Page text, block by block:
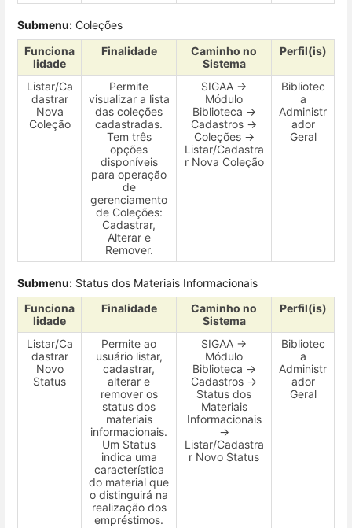
Submenu: Coleções
Funciona
lidade
Finalidade
Caminho no
Sistema
Perfil(is)
Listar/Ca
dastrar
Nova
Coleção
Permite
visualizar a lista
das coleções
cadastradas.
Tem três
opções
disponíveis
para operação
de
gerenciamento
de Coleções:
Cadastrar,
Alterar e
Remover.
SIGAA →
Módulo
Biblioteca →
Cadastros →
Coleções →
Listar/Cadastra
r Nova Coleção
Bibliotec
a
Administr
ador
Geral
Submenu: Status dos Materiais Informacionais
Funciona
lidade
Finalidade
Caminho no
Sistema
Perfil(is)
Listar/Ca
dastrar
Novo
Status
Permite ao
usuário listar,
cadastrar,
alterar e
remover os
status dos
materiais
informacionais.
Um Status
indica uma
característica
do material que
o distinguirá na
realização dos
empréstimos.
SIGAA →
Módulo
Biblioteca →
Cadastros →
Status dos
Materiais
Informacionais
→
Listar/Cadastra
r Novo Status
Bibliotec
a
Administr
ador
Geral